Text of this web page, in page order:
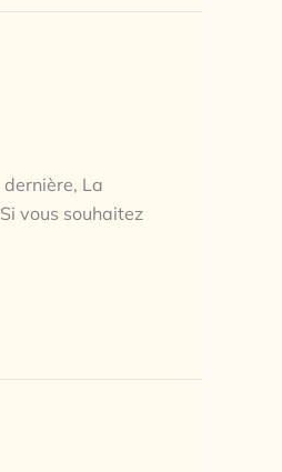
La
vous souhaitez